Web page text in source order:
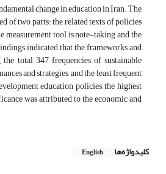
change in education in Iran. The
of two parts: the related texts of policies
measurement tool is note-taking and the
indicated that the frameworks and
total 347 frequencies of sustainable
and strategies, and the least frequent
education policies, the highest
was attributed to the economic and
کلیدواژه‌ها English